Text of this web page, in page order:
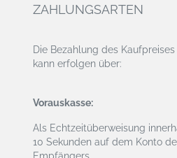
ZAHLUNGSARTEN
Die Bezahlung des Kaufpreises
kann erfolgen über:
Vorauskasse:
Als Echtzeitüberweisung
10 Sekunden auf dem Konto